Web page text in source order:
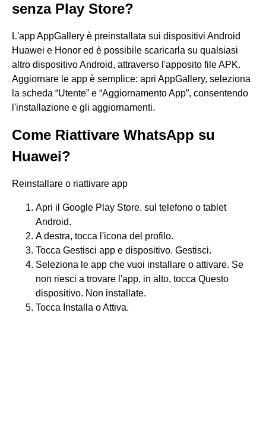
senza Play Store?
L'app AppGallery è preinstallata sui dispositivi Android
Huawei e Honor ed è possibile scaricarla su qualsiasi
altro dispositivo Android, attraverso l'apposito file APK.
Aggiornare le app è semplice: apri AppGallery, seleziona
la scheda “Utente” e “Aggiornamento App”, consentendo
l'installazione e gli aggiornamenti.
Come Riattivare WhatsApp su
Huawei?
Reinstallare o riattivare app
Apri il Google Play Store. sul telefono o tablet
Android.
A destra, tocca l'icona del profilo.
Tocca Gestisci app e dispositivo. Gestisci.
Seleziona le app che vuoi installare o attivare. Se
non riesci a trovare l'app, in alto, tocca Questo
dispositivo. Non installate.
Tocca Installa o Attiva.